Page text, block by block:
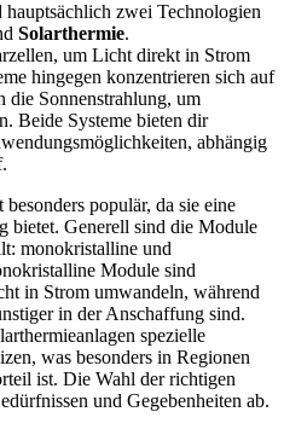
zwei Technologien
Solarthermie.
um Licht direkt in Strom
hingegen konzentrieren sich auf
die Sonnenstrahlung, um
Beide Systeme bieten dir
abhängig
populär, da sie eine
bietet. Generell sind die Module
monokristalline und
Module sind
in Strom umwandeln, während
in der Anschaffung sind.
spezielle
was besonders in Regionen
ist. Die Wahl der richtigen
und Gegebenheiten ab.